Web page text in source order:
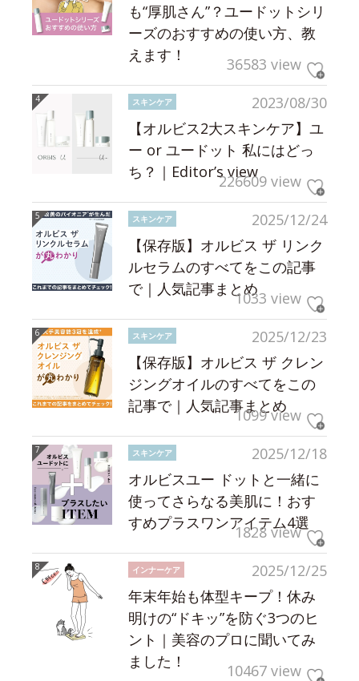
も“厚肌さん”？ユードットシリ
ーズのおすすめの使い方、教
えます！
36583 view
2023/08/30
スキンケア
【オルビス2大スキンケア】ユ
ー or ユードット 私にはどっ
ち？｜Editor’s view226609 view
2025/12/24
スキンケア
【保存版】オルビス ザ リンク
ルセラムのすべてをこの記事
で｜人気記事まとめ1033 view
2025/12/23
スキンケア
【保存版】オルビス ザ クレン
ジングオイルのすべてをこの
記事で｜人気記事まとめ
1099 view
2025/12/18
スキンケア
オルビスユー ドットと一緒に
使ってさらなる美肌に！おす
すめプラスワンアイテム4選
1828 view
2025/12/25
インナーケア
年末年始も体型キープ！休み
明けの“ドキッ”を防ぐ3つのヒ
ント｜美容のプロに聞いてみ
ました！
10467 view